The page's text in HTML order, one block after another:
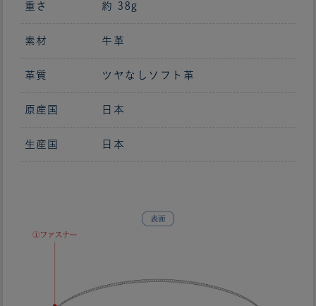
重さ 約 38g
素材 牛革
革質 ツヤなしソフト革
原産国 日本
生産国 日本